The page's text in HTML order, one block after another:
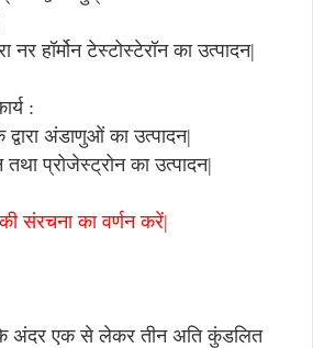
नर हॉर्मोन टेस्टोस्टेरॉन का उत्पादन|
:
अंडाणुओं का उत्पादन|
तथा प्रोजेस्ट्रोन का उत्पादन|
संरचना का वर्णन करें|
अंदर एक से लेकर तीन अति कुंडलित